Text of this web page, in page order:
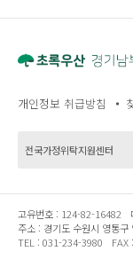
개인정보 취급방침
고유번호 : 124-82-16482
주소 : 경기도 수원시 영통
TEL : 031-234-3980 FAX :